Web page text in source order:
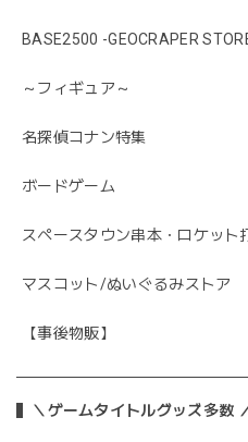
BASE2500 -GEOCRAPER
～フィギュア～
名探偵コナン特集
ボードゲーム
スペースタウン串本・ロケット
マスコット/ぬいぐるみストア
【事後物販】
＼ゲームタイトルグッズ多数